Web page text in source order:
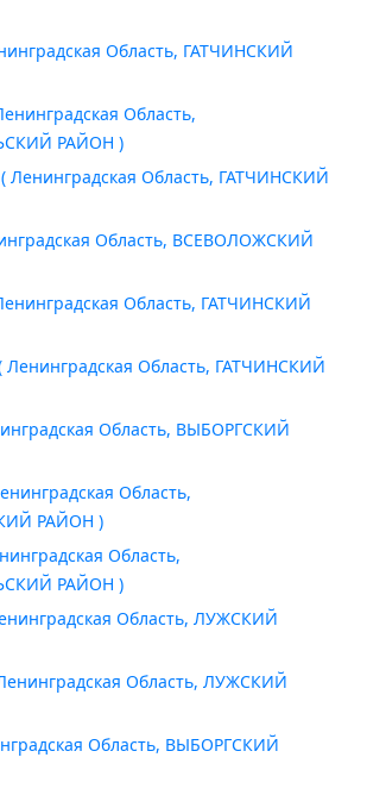
Область, ГАТЧИНСКИЙ
Область,
РАЙОН )
Ленинградская Область, ГАТЧИНСКИЙ
Область, ВСЕВОЛОЖСКИЙ
Область, ГАТЧИНСКИЙ
Ленинградская Область, ГАТЧИНСКИЙ
Область, ВЫБОРГСКИЙ
Область,
РАЙОН )
Область,
РАЙОН )
Область, ЛУЖСКИЙ
Область, ЛУЖСКИЙ
Область, ВЫБОРГСКИЙ